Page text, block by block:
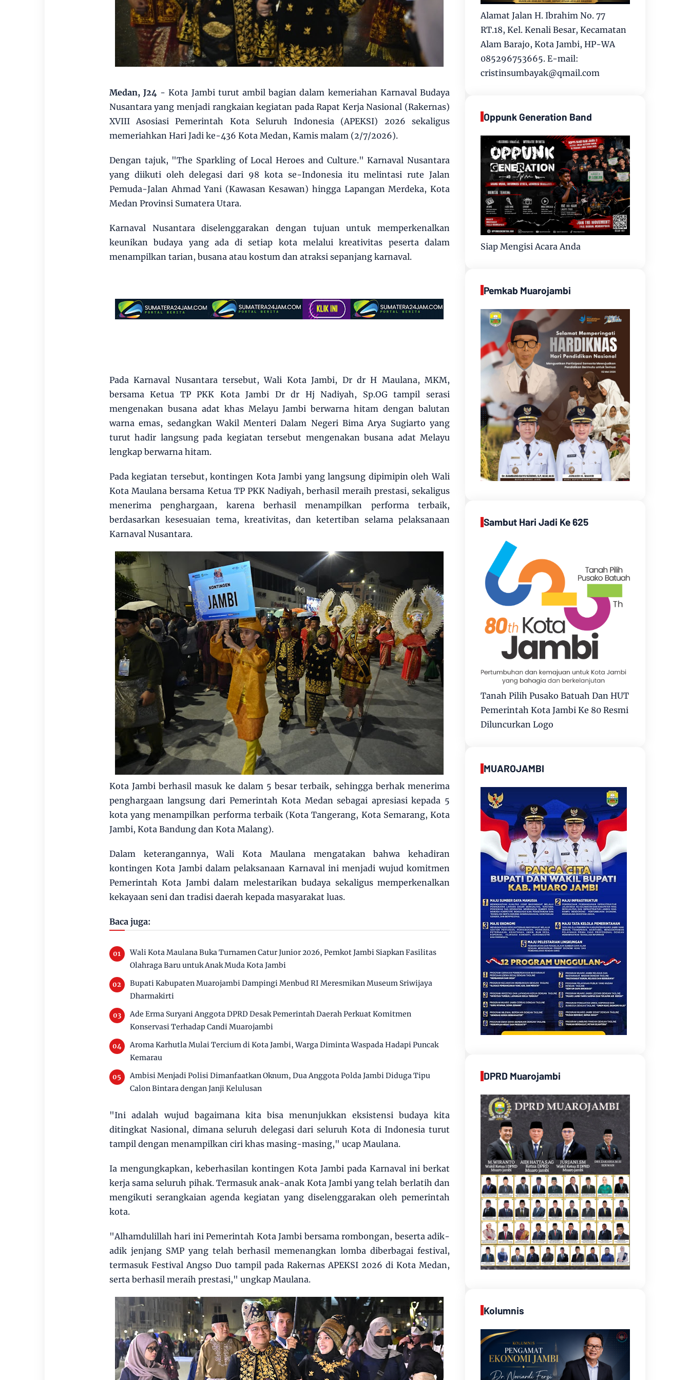
Medan, J24 - Kota Jambi turut ambil bagian dalam kemeriahan Karnaval Budaya
Nusantara yang menjadi rangkaian kegiatan pada Rapat Kerja Nasional (Rakernas)
XVIII Asosiasi Pemerintah Kota Seluruh Indonesia (APEKSI) 2026 sekaligus
memeriahkan Hari Jadi ke-436 Kota Medan, Kamis malam (2/7/2026).
Dengan tajuk, "The Sparkling of Local Heroes and Culture." Karnaval Nusantara
yang diikuti oleh delegasi dari 98 kota se-Indonesia itu melintasi rute Jalan
Pemuda-Jalan Ahmad Yani (Kawasan Kesawan) hingga Lapangan Merdeka, Kota
Medan Provinsi Sumatera Utara.
Karnaval Nusantara diselenggarakan dengan tujuan untuk memperkenalkan
keunikan budaya yang ada di setiap kota melalui kreativitas peserta dalam
menampilkan tarian, busana atau kostum dan atraksi sepanjang karnaval.
Pada Karnaval Nusantara tersebut, Wali Kota Jambi, Dr dr H Maulana, MKM,
bersama Ketua TP PKK Kota Jambi Dr dr Hj Nadiyah, Sp.OG tampil serasi
mengenakan busana adat khas Melayu Jambi berwarna hitam dengan balutan
warna emas, sedangkan Wakil Menteri Dalam Negeri Bima Arya Sugiarto yang
turut hadir langsung pada kegiatan tersebut mengenakan busana adat Melayu
lengkap berwarna hitam.
Pada kegiatan tersebut, kontingen Kota Jambi yang langsung dipimipin oleh Wali
Kota Maulana bersama Ketua TP PKK Nadiyah, berhasil meraih prestasi, sekaligus
menerima penghargaan, karena berhasil menampilkan performa terbaik,
berdasarkan kesesuaian tema, kreativitas, dan ketertiban selama pelaksanaan
Karnaval Nusantara.
Kota Jambi berhasil masuk ke dalam 5 besar terbaik, sehingga berhak menerima
penghargaan langsung dari Pemerintah Kota Medan sebagai apresiasi kepada 5
kota yang menampilkan performa terbaik (Kota Tangerang, Kota Semarang, Kota
Jambi, Kota Bandung dan Kota Malang).
Dalam keterangannya, Wali Kota Maulana mengatakan bahwa kehadiran
kontingen Kota Jambi dalam pelaksanaan Karnaval ini menjadi wujud komitmen
Pemerintah Kota Jambi dalam melestarikan budaya sekaligus memperkenalkan
kekayaan seni dan tradisi daerah kepada masyarakat luas.
Baca juga:
Wali Kota Maulana Buka Turnamen Catur Junior 2026, Pemkot Jambi Siapkan Fasilitas
Olahraga Baru untuk Anak Muda Kota Jambi
Bupati Kabupaten Muarojambi Dampingi Menbud RI Meresmikan Museum Sriwijaya
Dharmakirti
Ade Erma Suryani Anggota DPRD Desak Pemerintah Daerah Perkuat Komitmen
Konservasi Terhadap Candi Muarojambi
Aroma Karhutla Mulai Tercium di Kota Jambi, Warga Diminta Waspada Hadapi Puncak
Kemarau
Ambisi Menjadi Polisi Dimanfaatkan Oknum, Dua Anggota Polda Jambi Diduga Tipu
Calon Bintara dengan Janji Kelulusan
"Ini adalah wujud bagaimana kita bisa menunjukkan eksistensi budaya kita
ditingkat Nasional, dimana seluruh delegasi dari seluruh Kota di Indonesia turut
tampil dengan menampilkan ciri khas masing-masing," ucap Maulana.
Ia mengungkapkan, keberhasilan kontingen Kota Jambi pada Karnaval ini berkat
kerja sama seluruh pihak. Termasuk anak-anak Kota Jambi yang telah berlatih dan
mengikuti serangkaian agenda kegiatan yang diselenggarakan oleh pemerintah
kota.
"Alhamdulillah hari ini Pemerintah Kota Jambi bersama rombongan, beserta adik-
adik jenjang SMP yang telah berhasil memenangkan lomba diberbagai festival,
termasuk Festival Angso Duo tampil pada Rakernas APEKSI 2026 di Kota Medan,
serta berhasil meraih prestasi," ungkap Maulana.
Alamat Jalan H. Ibrahim No. 77
RT.18, Kel. Kenali Besar, Kecamatan
Alam Barajo, Kota Jambi, HP-WA
085296753665. E-mail:
cristinsumbayak@qmail.com
Oppunk Generation Band
Siap Mengisi Acara Anda
Pemkab Muarojambi
Sambut Hari Jadi Ke 625
Tanah Pilih Pusako Batuah Dan HUT
Pemerintah Kota Jambi Ke 80 Resmi
Diluncurkan Logo
MUAROJAMBI
DPRD Muarojambi
Kolumnis